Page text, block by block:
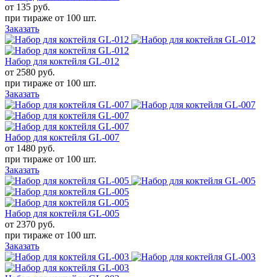
от 135 руб.
при тираже от 100 шт.
Заказать
Набор для коктейля GL-012
от 2580 руб.
при тираже от 100 шт.
Заказать
Набор для коктейля GL-007
от 1480 руб.
при тираже от 100 шт.
Заказать
Набор для коктейля GL-005
от 2370 руб.
при тираже от 100 шт.
Заказать